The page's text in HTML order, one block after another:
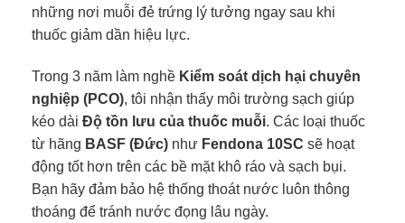
những nơi muỗi đẻ trứng lý tưởng ngay sau khi
thuốc giảm dần hiệu lực.
Trong 3 năm làm nghề Kiểm soát dịch hại chuyên
nghiệp (PCO), tôi nhận thấy môi trường sạch giúp
kéo dài Độ tồn lưu của thuốc muỗi. Các loại thuốc
từ hãng BASF (Đức) như Fendona 10SC sẽ hoạt
động tốt hơn trên các bề mặt khô ráo và sạch bụi.
Bạn hãy đảm bảo hệ thống thoát nước luôn thông
thoáng để tránh nước đọng lâu ngày.